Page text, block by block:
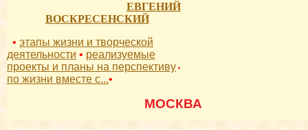
ЕВГЕНИЙ
ВОСКРЕСЕНСКИЙ
• этапы жизни и творческой
деятельности • реализуемые
проекты и планы на перспективу •
по жизни вместе с...•
          МОСКВА